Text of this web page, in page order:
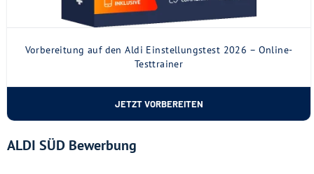
Vorbereitung auf den Aldi Einstellungstest 2026 – Online-
Testtrainer
JETZT VORBEREITEN
ALDI SÜD Bewerbung